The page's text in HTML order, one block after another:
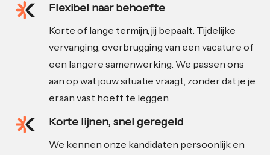
Flexibel naar behoefte
Korte of lange termijn, jij bepaalt. Tijdelijke
vervanging, overbrugging van een vacature of
een langere samenwerking. We passen ons
aan op wat jouw situatie vraagt, zonder dat je je
eraan vast hoeft te leggen.
Korte lijnen, snel geregeld
We kennen onze kandidaten persoonlijk en